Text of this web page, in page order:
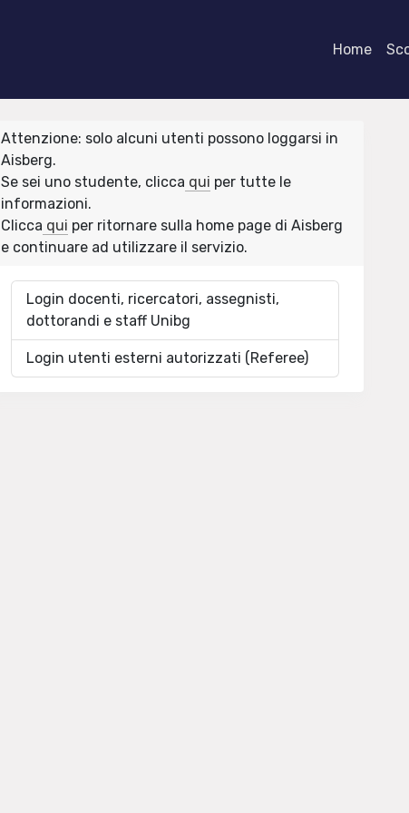
Home
Attenzione: solo alcuni utenti possono loggarsi in
Aisberg.
Se sei uno studente, clicca qui per tutte le
informazioni.
Clicca qui per ritornare sulla home page di Aisberg
e continuare ad utilizzare il servizio.
Login docenti, ricercatori, assegnisti,
dottorandi e staff Unibg
Login utenti esterni autorizzati (Referee)